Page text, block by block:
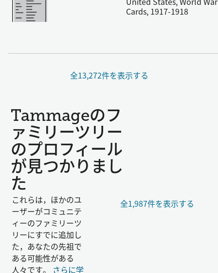
Cards, 1917-1918
全13,272件を表示する
Tammageのフ
ァミリーツリー
のプロフィール
が見つかりまし
た
これらは，ほかのユ
ーザーがコミュニテ
ィーのファミリーツ
リーにすでに追加し
た，あなたの先祖で
ある可能性がある
人々です。 さらに学
全1,987件を表示する